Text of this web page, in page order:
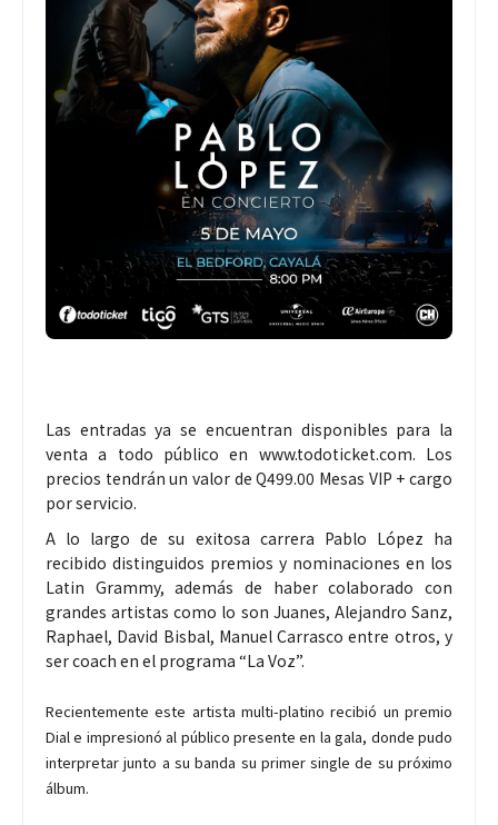
Las entradas ya se encuentran disponibles para la
venta a todo público en www.todoticket.com. Los
precios tendrán un valor de Q499.00 Mesas VIP + cargo
por servicio.
A lo largo de su exitosa carrera Pablo López ha
recibido distinguidos premios y nominaciones en los
Latin Grammy, además de haber colaborado con
grandes artistas como lo son Juanes, Alejandro Sanz,
Raphael, David Bisbal, Manuel Carrasco entre otros, y
ser coach en el programa “La Voz”.
Recientemente este artista multi-platino recibió un premio
Dial e impresionó al público presente en la gala, donde pudo
interpretar junto a su banda su primer single de su próximo
álbum.